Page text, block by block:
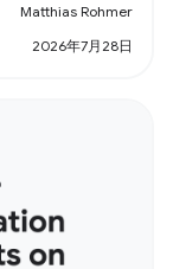
Matthias Rohmer
2026年7月28日